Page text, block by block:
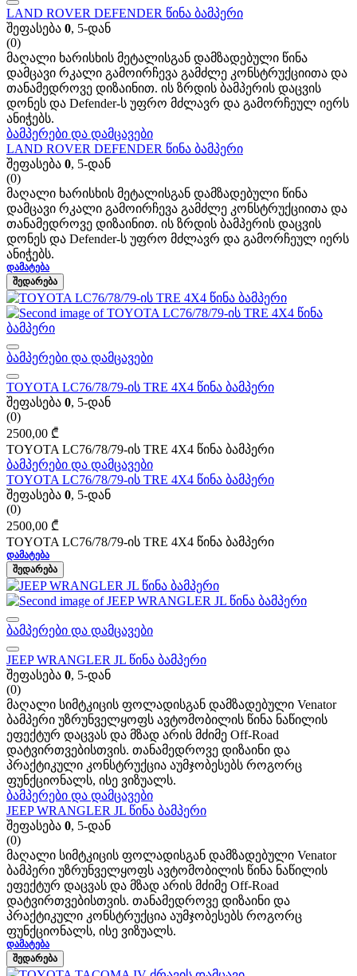
LAND ROVER DEFENDER წინა ბამპერი
შეფასება 0, 5-დან
(0)
მაღალი ხარისხის მეტალისგან დამზადებული წინა
დამცავი რკალი გამოირჩევა გამძლე კონსტრუქციითა და
თანამედროვე დიზაინით. ის ზრდის ბამპერის დაცვის
დონეს და Defender-ს უფრო მძლავრ და გამორჩეულ იერს
ანიჭებს.
ბამპერები და დამცავები
LAND ROVER DEFENDER წინა ბამპერი
შეფასება 0, 5-დან
(0)
მაღალი ხარისხის მეტალისგან დამზადებული წინა
დამცავი რკალი გამოირჩევა გამძლე კონსტრუქციითა და
თანამედროვე დიზაინით. ის ზრდის ბამპერის დაცვის
დონეს და Defender-ს უფრო მძლავრ და გამორჩეულ იერს
ანიჭებს.
ᲓᲐᲛᲐᲢᲔᲑᲐ
ᲨᲔᲓᲐᲠᲔᲑᲐ
ბამპერები და დამცავები
TOYOTA LC76/78/79-ის TRE 4X4 წინა ბამპერი
შეფასება 0, 5-დან
(0)
2500,00 ₾
TOYOTA LC76/78/79-ის TRE 4X4 წინა ბამპერი
ბამპერები და დამცავები
TOYOTA LC76/78/79-ის TRE 4X4 წინა ბამპერი
შეფასება 0, 5-დან
(0)
2500,00 ₾
TOYOTA LC76/78/79-ის TRE 4X4 წინა ბამპერი
ᲓᲐᲛᲐᲢᲔᲑᲐ
ᲨᲔᲓᲐᲠᲔᲑᲐ
ბამპერები და დამცავები
JEEP WRANGLER JL წინა ბამპერი
შეფასება 0, 5-დან
(0)
მაღალი სიმტკიცის ფოლადისგან დამზადებული Venator
ბამპერი უზრუნველყოფს ავტომობილის წინა ნაწილის
ეფექტურ დაცვას და მზად არის მძიმე Off-Road
დატვირთვებისთვის. თანამედროვე დიზაინი და
პრაქტიკული კონსტრუქცია აუმჯობესებს როგორც
ფუნქციონალს, ისე ვიზუალს.
ბამპერები და დამცავები
JEEP WRANGLER JL წინა ბამპერი
შეფასება 0, 5-დან
(0)
მაღალი სიმტკიცის ფოლადისგან დამზადებული Venator
ბამპერი უზრუნველყოფს ავტომობილის წინა ნაწილის
ეფექტურ დაცვას და მზად არის მძიმე Off-Road
დატვირთვებისთვის. თანამედროვე დიზაინი და
პრაქტიკული კონსტრუქცია აუმჯობესებს როგორც
ფუნქციონალს, ისე ვიზუალს.
ᲓᲐᲛᲐᲢᲔᲑᲐ
ᲨᲔᲓᲐᲠᲔᲑᲐ